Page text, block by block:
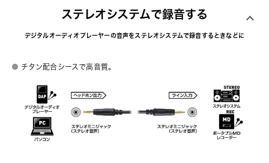
ステレオシステムで録音する
デジタルオーディオプレーヤーの音声をステレオシステムで録音するときなどに
チタン配合シースで高音質。